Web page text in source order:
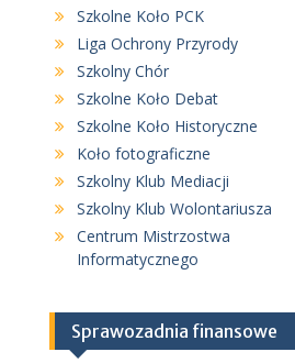
Szkolne Koło PCK
Liga Ochrony Przyrody
Szkolny Chór
Szkolne Koło Debat
Szkolne Koło Historyczne
Koło fotograficzne
Szkolny Klub Mediacji
Szkolny Klub Wolontariusza
Centrum Mistrzostwa
Informatycznego
Sprawozadnia finansowe